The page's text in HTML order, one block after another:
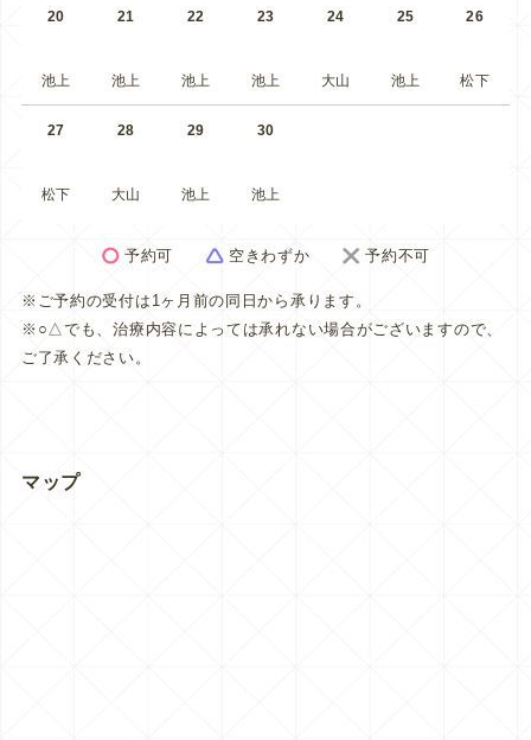
20
池上
21
池上
22
池上
23
池上
24
大山
25
池上
26
松下
27
松下
28
大山
29
池上
30
池上
予約可 空きわずか 予約不可
※ご予約の受付は1ヶ月前の同日から承ります。
※○△でも、治療内容によっては承れない場合がございますので、
ご了承ください。
マップ